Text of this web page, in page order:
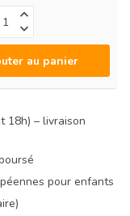
au panier
18h) – livraison
pour enfants